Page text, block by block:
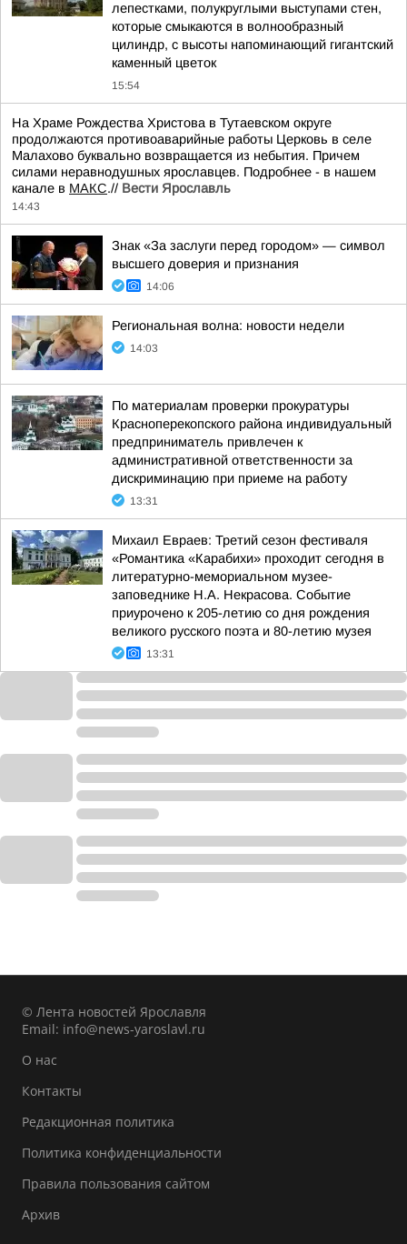
лепестками, полукруглыми выступами стен,
которые смыкаются в волнообразный
цилиндр, с высоты напоминающий гигантский
каменный цветок
15:54
На Храме Рождества Христова в Тутаевском округе
продолжаются противоаварийные работы Церковь в селе
Малахово буквально возвращается из небытия. Причем
силами неравнодушных ярославцев. Подробнее - в нашем
канале в МАКС.// Вести Ярославль
14:43
Знак «За заслуги перед городом» — символ
высшего доверия и признания
14:06
Региональная волна: новости недели
14:03
По материалам проверки прокуратуры
Красноперекопского района индивидуальный
предприниматель привлечен к
административной ответственности за
дискриминацию при приеме на работу
13:31
Михаил Евраев: Третий сезон фестиваля
«Романтика «Карабихи» проходит сегодня в
литературно-мемориальном музее-
заповеднике Н.А. Некрасова. Событие
приурочено к 205-летию со дня рождения
великого русского поэта и 80-летию музея
13:31
© Лента новостей Ярославля
Email: info@news-yaroslavl.ru
О нас
Контакты
Редакционная политика
Политика конфиденциальности
Правила пользования сайтом
Архив